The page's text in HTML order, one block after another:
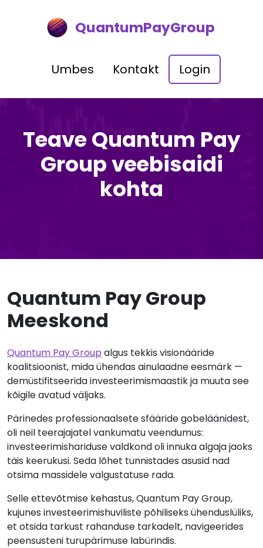
QuantumPayGroup
Umbes Kontakt Login
Teave Quantum Pay
Group veebisaidi
kohta
Quantum Pay Group
Meeskond
Quantum Pay Group algus tekkis visionääride
koalitsioonist, mida ühendas ainulaadne eesmärk —
demüstifitseerida investeerimismaastik ja muuta see
kõigile avatud väljaks.
Pärinedes professionaalsete sfääride gobeläänidest,
oli neil teerajajatel vankumatu veendumus:
investeerimishariduse valdkond oli innuka algaja jaoks
täis keerukusi. Seda lõhet tunnistades asusid nad
otsima massidele valgustatuse rada.
Selle ettevõtmise kehastus, Quantum Pay Group,
kujunes investeerimishuviliste põhiliseks ühenduslüliks,
et otsida tarkust rahanduse tarkadelt, navigeerides
peensusteni turupärimuse labürindis.